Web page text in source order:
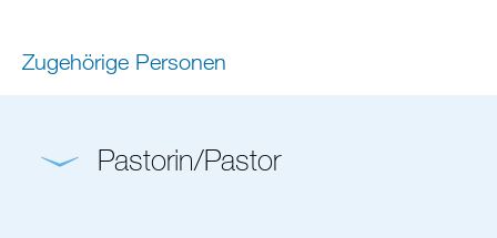
Zugehörige Personen
Pastorin/Pastor